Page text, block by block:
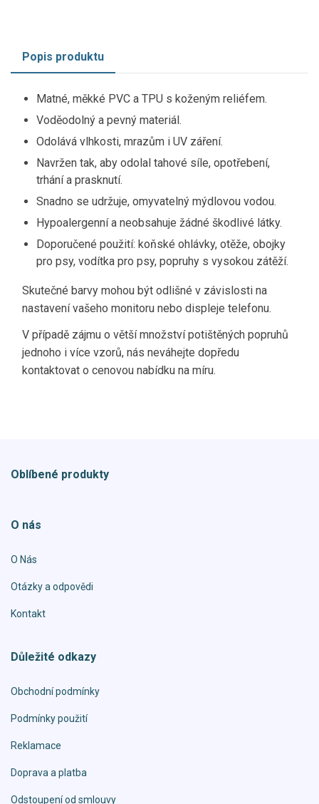
Popis produktu
Matné, měkké PVC a TPU s koženým reliéfem.
Voděodolný a pevný materiál.
Odolává vlhkosti, mrazům i UV záření.
Navržen tak, aby odolal tahové síle, opotřebení,
trhání a prasknutí.
Snadno se udržuje, omyvatelný mýdlovou vodou.
Hypoalergenní a neobsahuje žádné škodlivé látky.
Doporučené použití: koňské ohlávky, otěže, obojky
pro psy, vodítka pro psy, popruhy s vysokou zátěží.
Skutečné barvy mohou být odlišné v závislosti na
nastavení vašeho monitoru nebo displeje telefonu.
V případě zájmu o větší množství potištěných popruhů
jednoho i více vzorů, nás neváhejte dopředu
kontaktovat o cenovou nabídku na míru.
Oblíbené produkty
O nás
O Nás
Otázky a odpovědi
Kontakt
Důležité odkazy
Obchodní podmínky
Podmínky použití
Reklamace
Doprava a platba
Odstoupení od smlouvy